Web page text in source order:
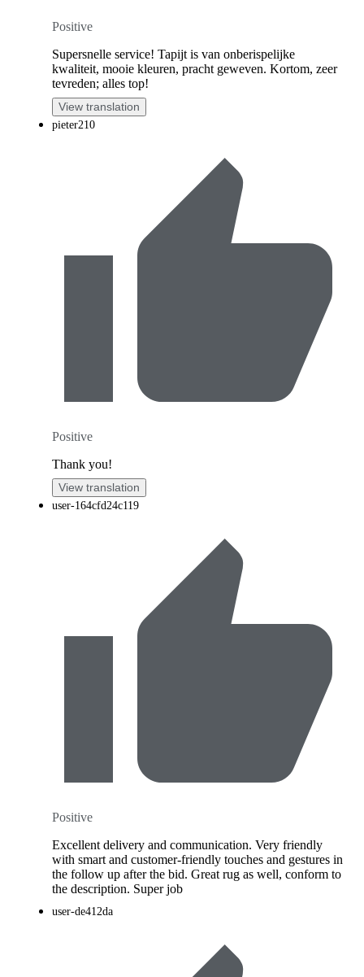
Positive
Supersnelle service! Tapijt is van onberispelijke
kwaliteit, mooie kleuren, pracht geweven. Kortom, zeer
tevreden; alles top!
View translation
pieter210
Positive
Thank you!
View translation
user-164cfd24c119
Positive
Excellent delivery and communication. Very friendly
with smart and customer-friendly touches and gestures in
the follow up after the bid. Great rug as well, conform to
the description. Super job
user-de412da